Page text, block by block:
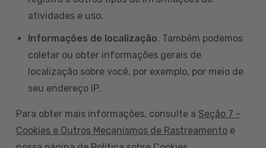
atividades e uso.
Informações de localização. Também podemos
coletar ou obter informações gerais de
localização sobre você, por exemplo, por meio de
seu endereço IP.
Para obter mais informações, consulte a Seção 7 -
Cookies e Outros Mecanismos de Rastreamento e